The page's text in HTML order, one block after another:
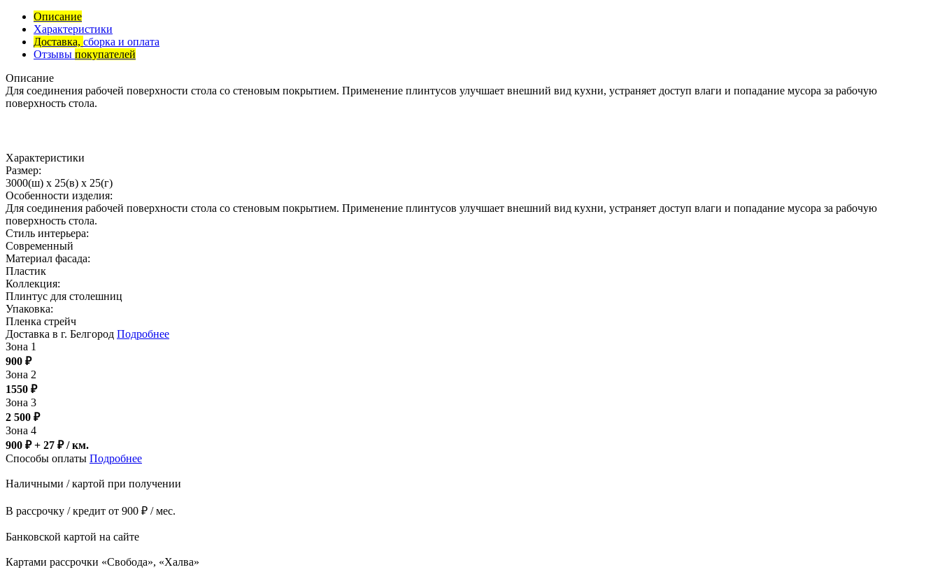
Описание
Характеристики
Доставка, сборка и оплата
Отзывы покупателей
Описание
Для соединения рабочей поверхности стола со стеновым покрытием. Применение плинтусов улучшает внешний вид кухни, устраняет доступ влаги и попадание мусора за рабочую
поверхность стола.
Характеристики
Размер:
3000(ш) x 25(в) x 25(г)
Особенности изделия:
Для соединения рабочей поверхности стола со стеновым покрытием. Применение плинтусов улучшает внешний вид кухни, устраняет доступ влаги и попадание мусора за рабочую
поверхность стола.
Стиль интерьера:
Современный
Материал фасада:
Пластик
Коллекция:
Плинтус для столешниц
Упаковка:
Пленка стрейч
Доставка в г. Белгород Подробнее
Зона 1
900 ₽
Зона 2
1550 ₽
Зона 3
2 500 ₽
Зона 4
900 ₽ + 27 ₽/ км.
Способы оплаты Подробнее
Наличными / картой при получении
В рассрочку / кредит от 900 ₽ / мес.
Банковской картой на сайте
Картами рассрочки «Свобода», «Халва»